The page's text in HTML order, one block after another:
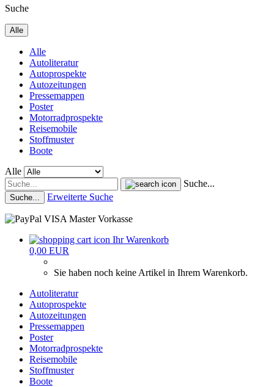
Suche
Alle
Alle
Autoliteratur
Autoprospekte
Autozeitungen
Pressemappen
Poster
Motorradprospekte
Reisemobile
Stoffmuster
Boote
Alle
Suche...
Suche... Erweiterte Suche
Ihr Warenkorb
0,00 EUR
Sie haben noch keine Artikel in Ihrem Warenkorb.
Autoliteratur
Autoprospekte
Autozeitungen
Pressemappen
Poster
Motorradprospekte
Reisemobile
Stoffmuster
Boote